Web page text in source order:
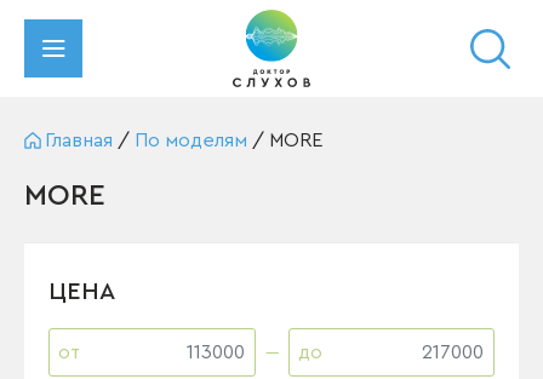
Главная / По моделям / MORE
MORE
ЦЕНА
от до